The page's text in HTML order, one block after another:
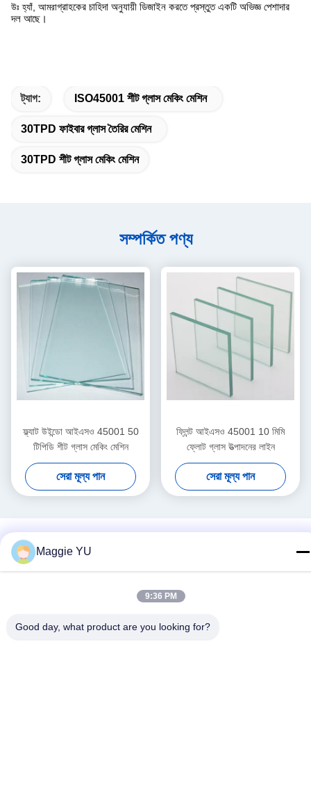
উঃ হ্যাঁ, আমরাগ্রাহকের চাহিদা অনুযায়ী ডিজাইন করতে প্রস্তুত একটি অভিজ্ঞ পেশাদার
দল আছে।
ট্যাগ: ISO45001 শীট গ্লাস মেকিং মেশিন
30TPD ফাইবার গ্লাস তৈরির মেশিন
30TPD শীট গ্লাস মেকিং মেশিন
সম্পর্কিত পণ্য
ফ্ল্যাট উইন্ডো আইএসও 45001 50
টিপিডি শীট গ্লাস মেকিং মেশিন
সেরা মূল্য পান
ফ্লিন্ট আইএসও 45001 10 মিমি
ফ্লোট গ্লাস উত্পাদনের লাইন
সেরা মূল্য পান
সোশ্যাল মিডিয়া
Maggie YU
9:36 PM
Good day, what product are you looking for?